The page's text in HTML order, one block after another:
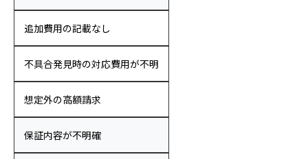
追加費用の記載なし
不具合発見時の対応費用が不明
想定外の高額請求
保証内容が不明確